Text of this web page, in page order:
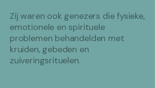
Zij waren ook genezers die fysieke,
emotionele en spirituele
problemen behandelden met
kruiden, gebeden en
zuiveringsrituelen.